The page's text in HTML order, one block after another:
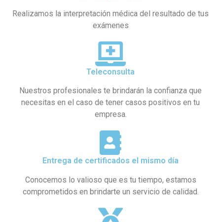
Realizamos la interpretación médica del resultado de tus
exámenes
Teleconsulta
Nuestros profesionales te brindarán la confianza que
necesitas en el caso de tener casos positivos en tu
empresa.
Entrega de certificados el mismo día
Conocemos lo valioso que es tu tiempo, estamos
comprometidos en brindarte un servicio de calidad.